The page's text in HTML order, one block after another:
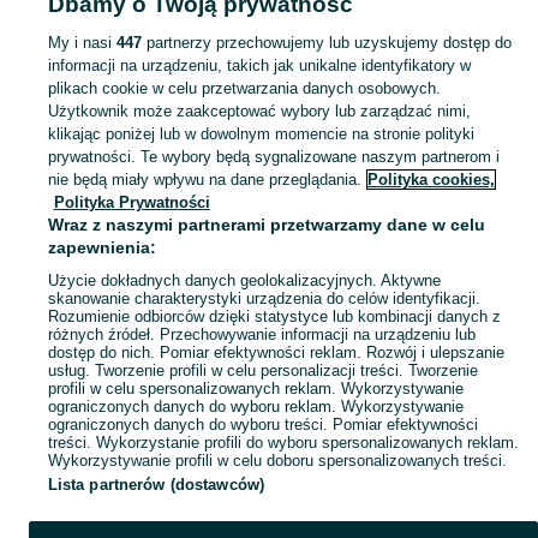
KATEGORIA
Zobacz
Mapa kategorii
Mapa miejscowości
Mapa ministron
Popularne wyszukiwania
My i nasi 447partnerzy przechowujemy lub uzyskujemy dostęp do
informacji na urządzeniu, takich jak unikalne identyfikatory w
plikach cookie w celu przetwarzania danych osobowych.
Użytkownik może zaakceptować wybory lub zarządzać nimi,
klikając poniżej lub w dowolnym momencie na stronie polityki
prywatności. Te wybory będą sygnalizowane naszym partnerom i
nie będą miały wpływu na dane przeglądania. Polityka cookies,
Polityka Prywatności
Wraz z naszymi partnerami przetwarzamy dane w celu
zapewnienia:
Użycie dokładnych danych geolokalizacyjnych. Aktywne
skanowanie charakterystyki urządzenia do celów identyfikacji.
Rozumienie odbiorców dzięki statystyce lub kombinacji danych z
różnych źródeł. Przechowywanie informacji na urządzeniu lub
dostęp do nich. Pomiar efektywności reklam. Rozwój i ulepszanie
usług. Tworzenie profili w celu personalizacji treści. Tworzenie
profili w celu spersonalizowanych reklam. Wykorzystywanie
ograniczonych danych do wyboru reklam. Wykorzystywanie
ograniczonych danych do wyboru treści. Pomiar efektywności
treści. Wykorzystanie profili do wyboru spersonalizowanych reklam.
Wykorzystywanie profili w celu doboru spersonalizowanych treści.
Lista partnerów (dostawców)